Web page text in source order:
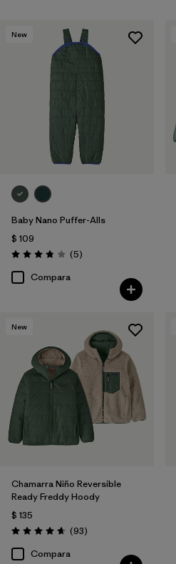
New
Baby Nano Puffer-Alls
$ 109
Valoración: 3.8 / 5
(5Comentarios
)
Compara
New
Chamarra Niño Reversible
Ready Freddy Hoody
$ 135
Valoración: 4.7 / 5
(93Comentarios
)
Compara